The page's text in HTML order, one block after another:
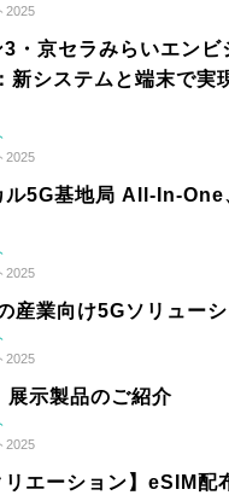
2025
3・京セラみらいエン
新システムと端末で実
2025
ル5G基地局 All-In-One
2025
産業向け5Gソリュー
2025
展示製品のご紹介
2025
リエーション】eSIM配